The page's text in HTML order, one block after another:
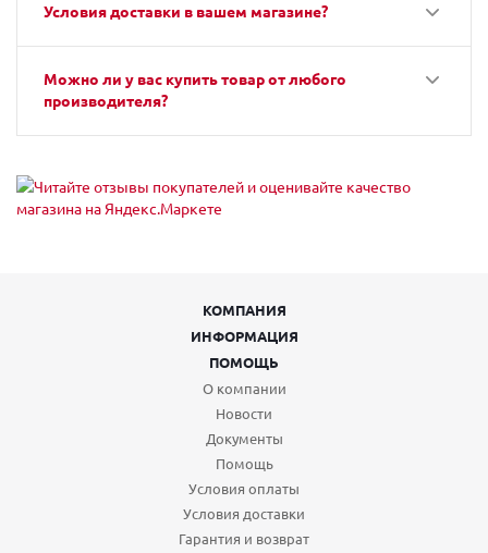
Условия доставки в вашем магазине?
Можно ли у вас купить товар от любого
производителя?
КОМПАНИЯ
ИНФОРМАЦИЯ
ПОМОЩЬ
О компании
Новости
Документы
Помощь
Условия оплаты
Условия доставки
Гарантия и возврат